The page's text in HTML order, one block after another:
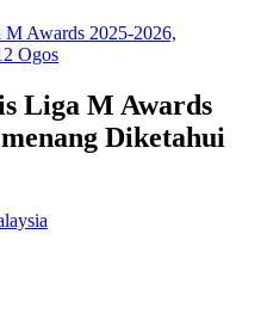
Liga M Awards
Diketahui